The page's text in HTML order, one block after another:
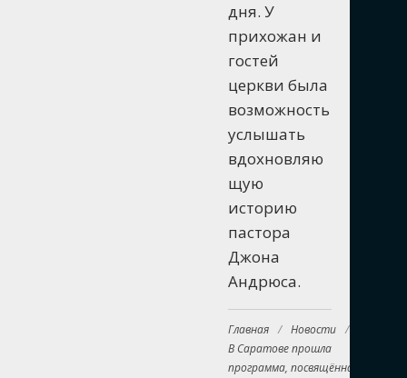
дня. У
прихожан и
гостей
церкви была
возможность
услышать
вдохновляю
щую
историю
пастора
Джона
Андрюса.
Главная / Новости /
В Саратове прошла
программа, посвящённая